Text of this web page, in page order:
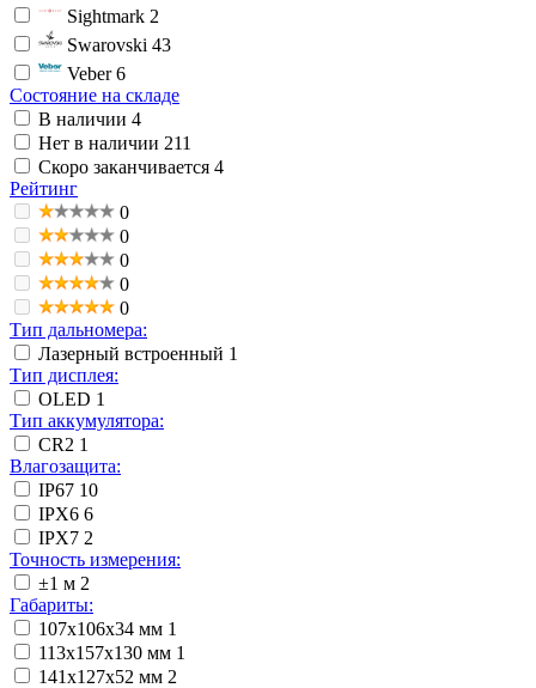
Sightmark 2
Swarovski 43
Veber 6
Состояние на складе
В наличии 4
Нет в наличии 211
Скоро заканчивается 4
Рейтинг
0
0
0
0
0
Тип дальномера:
Лазерный встроенный 1
Тип дисплея:
OLED 1
Тип аккумулятора:
CR2 1
Влагозащита:
IP67 10
IPX6 6
IPX7 2
Точность измерения:
±1 м 2
Габариты:
107x106x34 мм 1
113х157х130 мм 1
141x127x52 мм 2